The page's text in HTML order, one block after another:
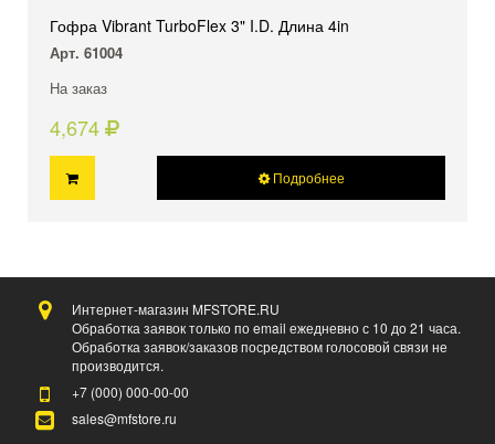
Гофра Vibrant TurboFlex 3" I.D. Длина 4in
Арт. 61004
На заказ
4,674
Подробнее
Интернет-магазин MFSTORE.RU
Обработка заявок только по email ежедневно с 10 до 21 часа.
Обработка заявок/заказов посредством голосовой связи не
производится.
+7 (000) 000-00-00
sales@mfstore.ru